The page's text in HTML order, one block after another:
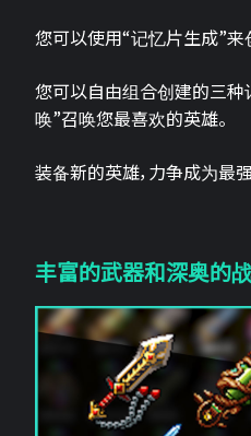
您可以使用“记忆片生成”来
您可以自由组合创建的三种
唤”召唤您最喜欢的英雄。
装备新的英雄，力争成为最
丰富的武器和深奥的